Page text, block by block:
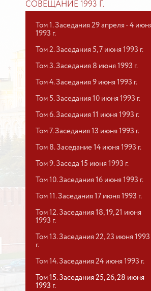
СОВЕЩАНИЕ 1993 Г.
Том 1. Заседания 29 апреля - 4
1993 г.
Том 2. Заседания 5, 7 июня 1993 г.
Том 3. Заседания 8 июня 1993 г.
Том 4. Заседания 9 июня 1993 г.
Том 5. Заседания 10 июня 1993 г.
Том 6. Заседания 11 июня 1993 г.
Том 7. Заседания 13 июня 1993 г.
Том 8. Заседание 14 июня 1993 г.
Том 9. Заседа 15 июня 1993 г.
Том 10. Заседания 16 июня 1993 г.
Том 11. Заседания 17 июня 1993 г.
Том 12. Заседания 18, 19, 21 июня
1993 г.
Том 13. Заседания 22, 23 июня 1993
г.
Том 14. Заседания 24 июня 1993 г.
Том 15. Заседания 25, 26, 28 июня
1993 г.